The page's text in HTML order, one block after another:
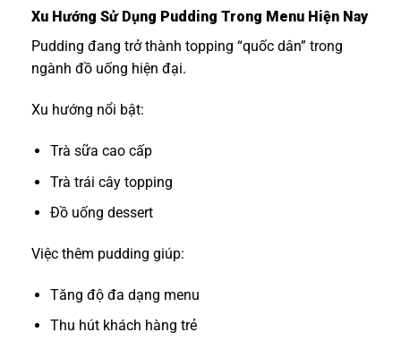
Xu Hướng Sử Dụng Pudding Trong Menu Hiện Nay
Pudding đang trở thành topping “quốc dân” trong
ngành đồ uống hiện đại.
Xu hướng nổi bật:
Trà sữa cao cấp
Trà trái cây topping
Đồ uống dessert
Việc thêm pudding giúp:
Tăng độ đa dạng menu
Thu hút khách hàng trẻ